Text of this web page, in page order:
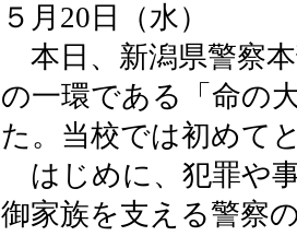
５月20日（水）
本日、新潟県警察
の一環である「命の
た。当校では初めて
はじめに、犯罪や
御家族を支える警察